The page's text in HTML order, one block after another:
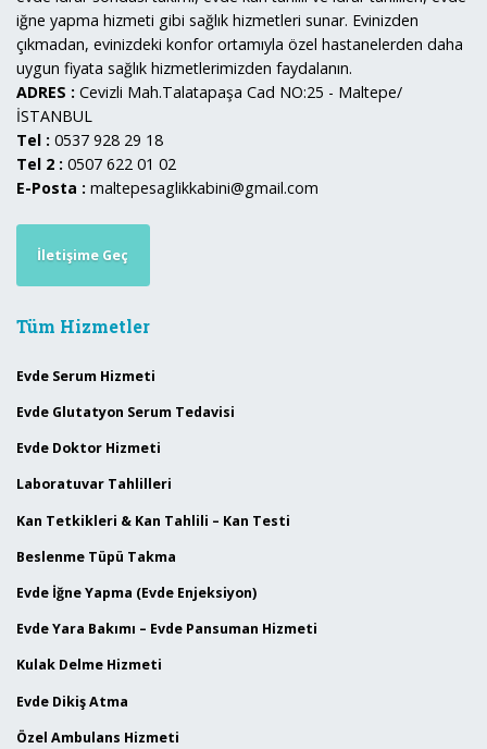
iğne yapma hizmeti gibi sağlık hizmetleri sunar. Evinizden
çıkmadan, evinizdeki konfor ortamıyla özel hastanelerden daha
uygun fiyata sağlık hizmetlerimizden faydalanın.
ADRES : Cevizli Mah.Talatapaşa Cad NO:25 - Maltepe/
İSTANBUL
Tel : 0537 928 29 18
Tel 2 : 0507 622 01 02
E-Posta : maltepesaglikkabini@gmail.com
İletişime Geç
Tüm Hizmetler
Evde Serum Hizmeti
Evde Glutatyon Serum Tedavisi
Evde Doktor Hizmeti
Laboratuvar Tahlilleri
Kan Tetkikleri & Kan Tahlili – Kan Testi
Beslenme Tüpü Takma
Evde İğne Yapma (Evde Enjeksiyon)
Evde Yara Bakımı – Evde Pansuman Hizmeti
Kulak Delme Hizmeti
Evde Dikiş Atma
Özel Ambulans Hizmeti